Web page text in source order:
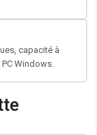
capacité à
Windows.